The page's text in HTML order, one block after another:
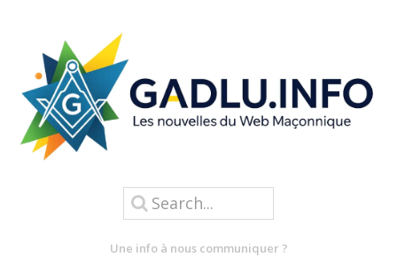
Une info à nous communiquer ?